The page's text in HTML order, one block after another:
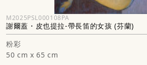
M2025PSL000108PA
謝爾蓋・皮也提拉-帶長笛的女孩 (芬蘭)
粉彩
50 cm x 65 cm